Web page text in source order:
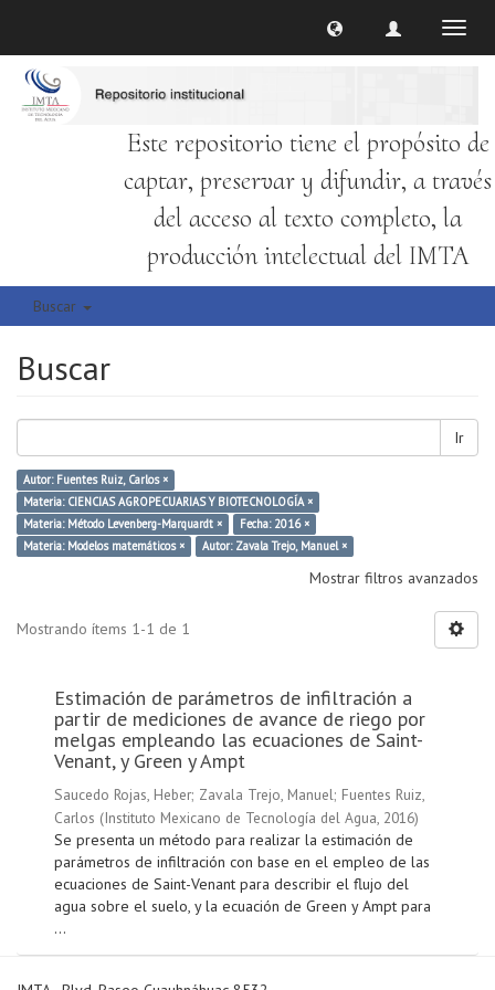
Este repositorio tiene el propósito de
captar, preservar y difundir, a través
del acceso al texto completo, la
producción intelectual del IMTA
Buscar
Buscar
Ir
Autor: Fuentes Ruiz, Carlos ×
Materia: CIENCIAS AGROPECUARIAS Y BIOTECNOLOGÍA ×
Materia: Método Levenberg-Marquardt ×
Fecha: 2016 ×
Materia: Modelos matemáticos ×
Autor: Zavala Trejo, Manuel ×
Mostrar filtros avanzados
Mostrando ítems 1-1 de 1
Estimación de parámetros de infiltración a
partir de mediciones de avance de riego por
melgas empleando las ecuaciones de Saint-
Venant, y Green y Ampt
Saucedo Rojas, Heber; Zavala Trejo, Manuel; Fuentes Ruiz,
Carlos (Instituto Mexicano de Tecnología del Agua, 2016)
Se presenta un método para realizar la estimación de
parámetros de infiltración con base en el empleo de las
ecuaciones de Saint-Venant para describir el flujo del
agua sobre el suelo, y la ecuación de Green y Ampt para
...